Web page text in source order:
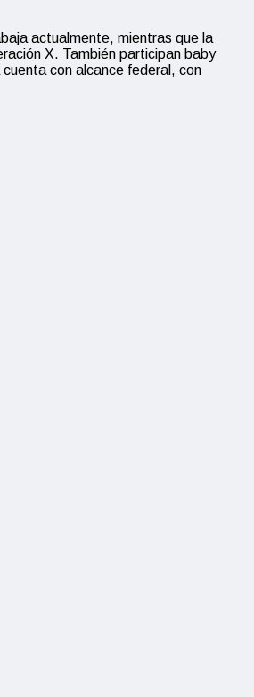
actualmente, mientras que la
X. También participan baby
con alcance federal, con